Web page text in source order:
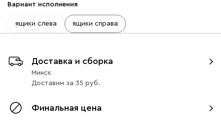
Вариант исполнения
ящики слева ящики справа
Доставка и сборка
Минск
Доставим за 35
Финальная цена